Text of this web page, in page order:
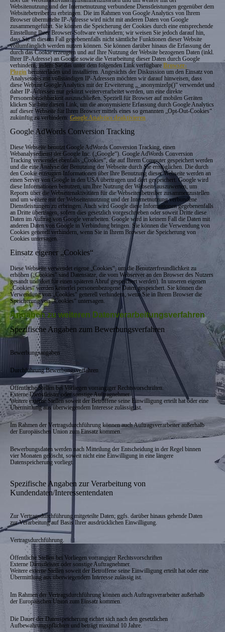
Websitenutzung und der Internetnutzung verbundene Dienstleistungen gegenüber dem
Websitebetreiber zu erbringen. Die im Rahmen von Google Analytics von Ihrem
Browser übermittelte IP-Adresse wird nicht mit anderen Daten von Google
zusammengeführt. Sie können die Speicherung der Cookies durch eine entsprechende
Einstellung Ihrer Browser-Software verhindern; wir weisen Sie jedoch darauf hin,
dass Sie in diesem Fall gegebenenfalls nicht sämtliche Funktionen dieser Website
vollumfänglich werden nutzen können. Sie können darüber hinaus die Erfassung der
durch das Cookie erzeugten und auf Ihre Nutzung der Website bezogenen Daten (inkl.
Ihrer IP-Adresse) an Google sowie die Verarbeitung dieser Daten durch Google
verhindern, indem Sie das unter dem folgenden Link verfügbare Browser-
Pluginherunterladen und installieren. Angesichts der Diskussion um den Einsatz von
Analysetools mit vollständigen IP-Adressen möchten wir darauf hinweisen, dass
diese Website Google Analytics mit der Erweiterung „_anonymizeIp()“ verwendet und
daher IP-Adressen nur gekürzt weiterverarbeitet werden, um eine direkte
Personenbeziehbarkeit auszuschließen. Speziell für Browser auf mobilen Geräten
klicken Sie bitte diesen Link, um die anonymisierte Erfassung durch Google Analytics
auf dieser Webseite für Ihren Browser mittels eines so genannten „Opt-Out-Cookies“
zukünftig zu verhindern: Google Analytics deaktivieren
Google AdWords Conversion Tracking
Diese Webseite benutzt Google AdWords Conversion Tracking, einen
Webanalysedienst der Google Inc. („Google“). Google AdWords Conversion
Tracking verwendet ebenfalls „Cookies“, die auf Ihrem Computer gespeichert werden
und die eine Analyse der Benutzung der Webseite durch Sie ermöglichen. Die durch
den Cookie erzeugten Informationen über Ihre Benutzung dieser Webseite werden an
einen Server von Google in den USA übertragen und dort gespeichert. Google wird
diese Informationen benutzen, um Ihre Nutzung der Webseite auszuwerten, um
Reports über die Webseitenaktivitäten für die Webseitenbetreiber zusammenzustellen
und um weitere mit der Webseitennutzung und der Internetnutzung verbundene
Dienstleistungen zu erbringen. Auch wird Google diese Informationen gegebenenfalls
an Dritte übertragen, sofern dies gesetzlich vorgeschrieben oder soweit Dritte diese
Daten im Auftrag von Google verarbeiten. Google wird in keinem Fall die Daten mit
anderen Daten von Google in Verbindung bringen. Sie können die Verwendung von
Cookies generell verhindern, wenn Sie in Ihrem Browser die Speicherung von
Cookies untersagen.
Einsatz eigener „Cookies“
Diese Webseite verwendet eigene „Cookies“, um die Benutzerfreundlichkeit zu
erhöhen („Cookies“ sind Datensätze, die vom Webserver an den Browser des Nutzers
gesandt und dort für einen späteren Abruf gespeichert werden). In unseren eigenen
„Cookies“ werden keinerlei personenbezogene Daten gespeichert. Sie können die
Verwendung von „Cookies“ generell verhindern, wenn Sie in Ihrem Browser die
Speicherung von „Cookies“ untersagen.
Angaben zu weiteren Datenverarbeitungsverfahren
Spezifische Angaben zum Bewerbungsverfahren
Bewerbungsangaben
Durchführung Bewerbungsverfahren
Öffentliche Stellen bei Vorliegen vorrangiger Rechtsvorschriften.
Externe Dienstleister oder sonstige Auftragnehmer.
Weitere externe Stellen soweit der Betroffene seine Einwilligung erteilt hat oder eine
Übermittlung aus überwiegendem Interesse zulässig ist.
Im Rahmen der Vertragsdurchführung können auch Auftragsverarbeiter außerhalb
der Europäischen Union zum Einsatz kommen.
Bewerbungsdaten werden nach Mitteilung der Entscheidung in der Regel binnen
vier Monaten gelöscht, soweit nicht eine Einwilligung in eine längere
Datenspeicherung vorliegt.
Spezifische Angaben zur Verarbeitung von
Kundendaten/Interessentendaten
Zur Vertragsdurchführung mitgeteilte Daten; ggfs. darüber hinaus gehende Daten
zur Verarbeitung auf Basis Ihrer ausdrücklichen Einwilligung.
Vertragsdurchführung.
Öffentliche Stellen bei Vorliegen vorrangiger Rechtsvorschriften
Externe Dienstleister oder sonstige Auftragnehmer.
Weitere externe Stellen soweit der Betroffene seine Einwilligung erteilt hat oder eine
Übermittlung aus überwiegendem Interesse zulässig ist.
Im Rahmen der Vertragsdurchführung können auch Auftragsverarbeiter außerhalb
der Europäischen Union zum Einsatz kommen.
Die Dauer der Datenspeicherung richtet sich nach den gesetzlichen
Aufbewahrungspflichten und beträgt maximal 10 Jahre.